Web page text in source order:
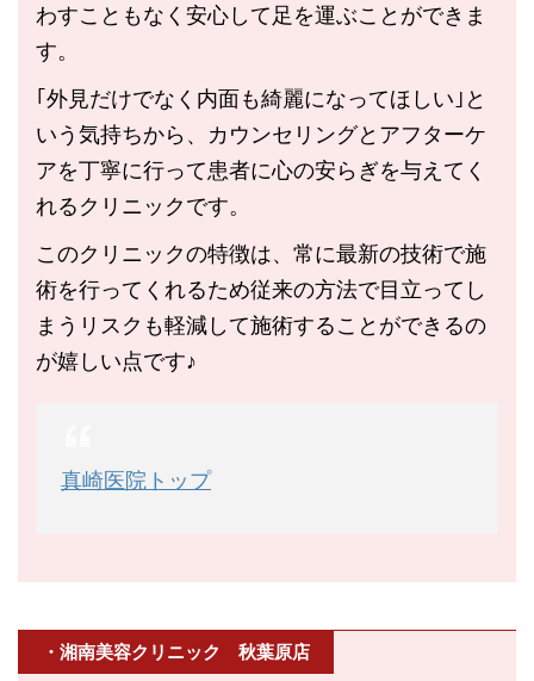
わすこともなく安心して足を運ぶことができま
す。
｢外見だけでなく内面も綺麗になってほしい｣と
いう気持ちから、カウンセリングとアフターケ
アを丁寧に行って患者に心の安らぎを与えてく
れるクリニックです。
このクリニックの特徴は、常に最新の技術で施
術を行ってくれるため従来の方法で目立ってし
まうリスクも軽減して施術することができるの
が嬉しい点です♪
真崎医院トップ
・湘南美容クリニック 秋葉原店